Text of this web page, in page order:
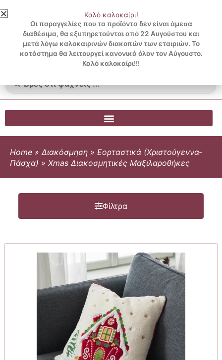
στο
περιεχόμενο
3 ΔΟΣΕΙΣ ΧΩΡΙΣ ΠΙΣΤΩΤΙΚΗ ΜΕ KLARNA
...
Λογαριασμός
Blog
0.00€
0
Cart
Home » Διακόσμηση » Εορταστικά (Χριστούγεννα-
Πάσχα) » Xmas Διακοσμητικές Μαξιλαροθήκες
Φίλτρα
Καλό καλοκαίρι!
Οι παραγγελίες που τα προϊόντα δεν είναι άμεσα
διαθέσιμα, θα εξυπηρετούνται από 22 Αυγούστου και
μετά λόγω καλοκαιρινών διακοπών των εταιριών. Το
κατάστημα θα λειτουργεί κανονικά όλον τον Αύγουστο.
Καλό καλοκαίρι!!!